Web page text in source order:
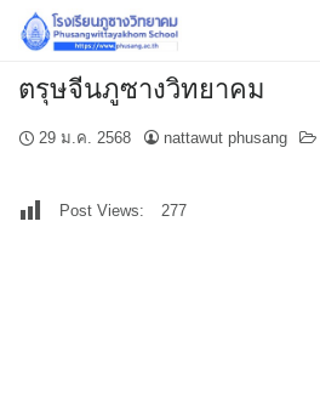
Skip
ตรุษจีนภูซางวิทยาคม
29 ม.ค. 2568 nattawut phusang
Post Views: 277